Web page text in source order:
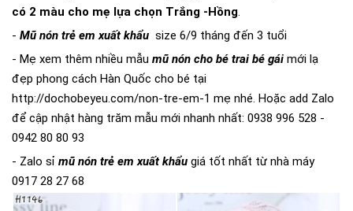
có 2 màu cho mẹ lựa chọn Trắng -Hồng.
- Mũ nón trẻ em xuất khẩu size 6/9 tháng đến 3 tuổi
- Mẹ xem thêm nhiều mẫu mũ nón cho bé trai bé gái mới lạ
đẹp phong cách Hàn Quốc cho bé tại
http://dochobeyeu.com/non-tre-em-1 mẹ nhé. Hoặc add Zalo
để cập nhật hàng trăm mẫu mới nhanh nhất: 0938 996 528 -
0942 80 80 93
- Zalo sỉ mũ nón trẻ em xuất khẩu giá tốt nhất từ nhà máy
0917 28 27 68